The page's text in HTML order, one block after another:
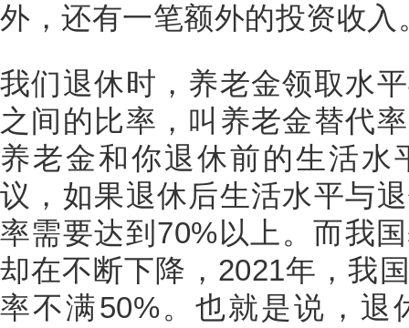
外，还有一笔额外的投资收入
我们退休时，养老金领取水
之间的比率，叫养老金替代
养老金和你退休前的生活水
议，如果退休后生活水平与
率需要达到70%以上。而我
却在不断下降，2021年，我
率不满50%。也就是说，退